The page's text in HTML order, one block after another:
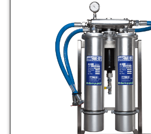
MICFIL AL600 DOUBLE